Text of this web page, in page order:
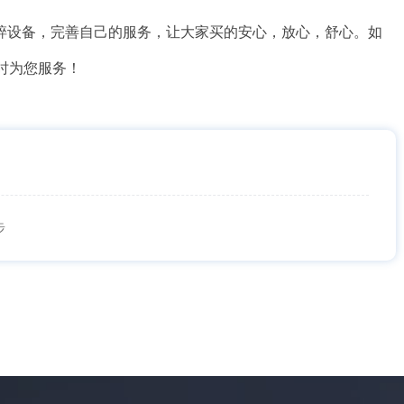
备，完善自己的服务，让大家买的安心，放心，舒心。如
您服务！